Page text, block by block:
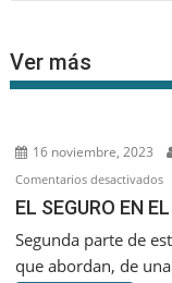
Ver más
16 noviembre, 2023
Comentarios desactivadosen
EL
EL SEGURO EN
Segunda parte de
que abordan, de